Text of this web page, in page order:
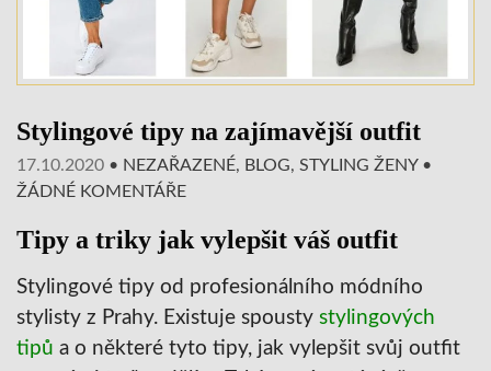
Stylingové tipy na zajímavější outfit
17.10.2020 • NEZAŘAZENÉ, BLOG, STYLING ŽENY•
ŽÁDNÉ KOMENTÁŘE
Tipy a triky jak vylepšit váš outfit
Stylingové tipy od profesionálního módního
stylisty z Prahy. Existuje spousty stylingových
tipů a o některé tyto tipy, jak vylepšit svůj outfit